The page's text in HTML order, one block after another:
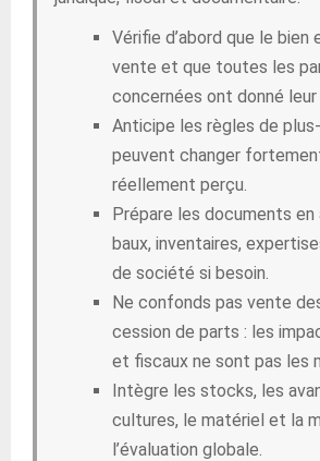
Vérifie d’abord que le bien
vente et que toutes les
concernées ont donné
Anticipe les règles de
peuvent changer
réellement perçu.
Prépare les documents
baux, inventaires,
de société si besoin.
Ne confonds pas vente
cession de parts : les
et fiscaux ne sont pas les
Intègre les stocks, les
cultures, le matériel et la
l’évaluation globale.